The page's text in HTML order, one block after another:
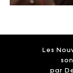
Les
par